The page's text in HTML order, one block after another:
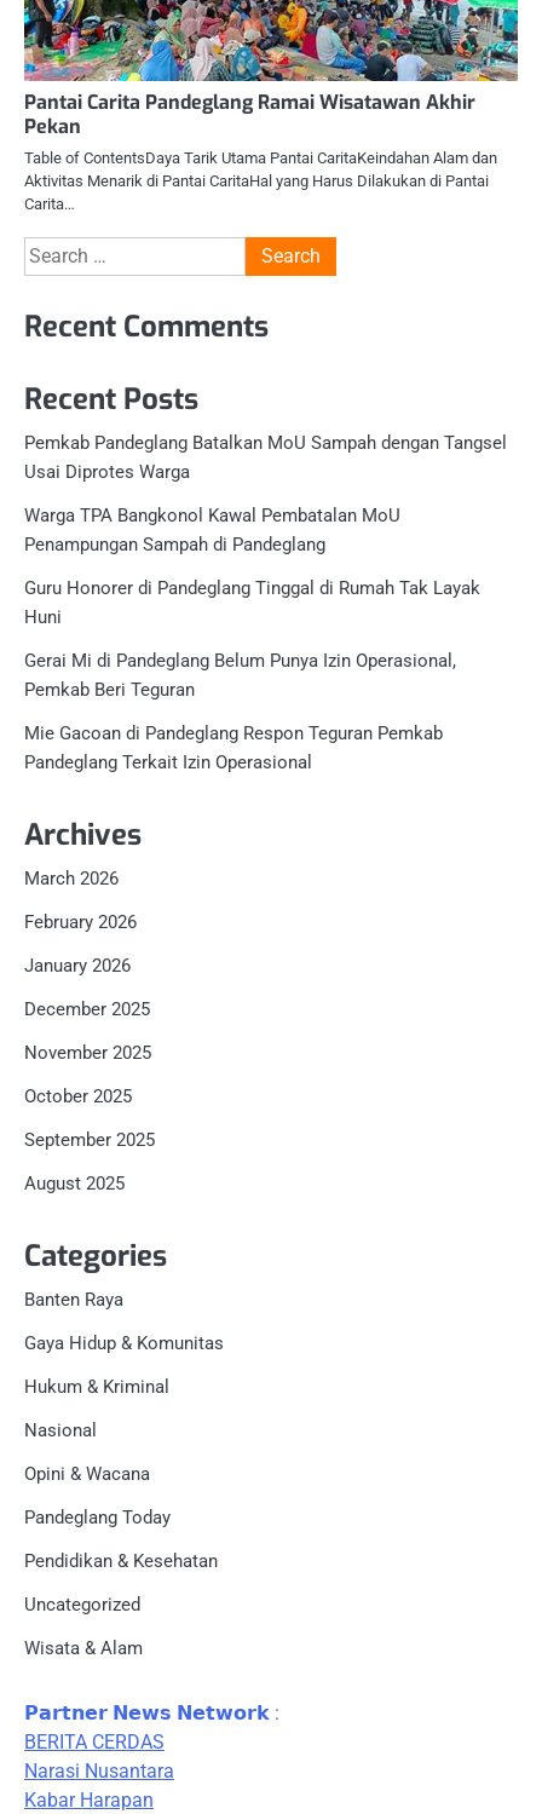
Pantai Carita Pandeglang Ramai Wisatawan Akhir
Pekan
Table of ContentsDaya Tarik Utama Pantai CaritaKeindahan Alam dan
Aktivitas Menarik di Pantai CaritaHal yang Harus Dilakukan di Pantai
Carita…
Search
for:
Recent Comments
Recent Posts
Pemkab Pandeglang Batalkan MoU Sampah dengan Tangsel
Usai Diprotes Warga
Warga TPA Bangkonol Kawal Pembatalan MoU
Penampungan Sampah di Pandeglang
Guru Honorer di Pandeglang Tinggal di Rumah Tak Layak
Huni
Gerai Mi di Pandeglang Belum Punya Izin Operasional,
Pemkab Beri Teguran
Mie Gacoan di Pandeglang Respon Teguran Pemkab
Pandeglang Terkait Izin Operasional
Archives
March 2026
February 2026
January 2026
December 2025
November 2025
October 2025
September 2025
August 2025
Categories
Banten Raya
Gaya Hidup & Komunitas
Hukum & Kriminal
Nasional
Opini & Wacana
Pandeglang Today
Pendidikan & Kesehatan
Uncategorized
Wisata & Alam
𝗣𝗮𝗿𝘁𝗻𝗲𝗿 𝗡𝗲𝘄𝘀 𝗡𝗲𝘁𝘄𝗼𝗿𝗸 :
BERITA CERDAS
Narasi Nusantara
Kabar Harapan